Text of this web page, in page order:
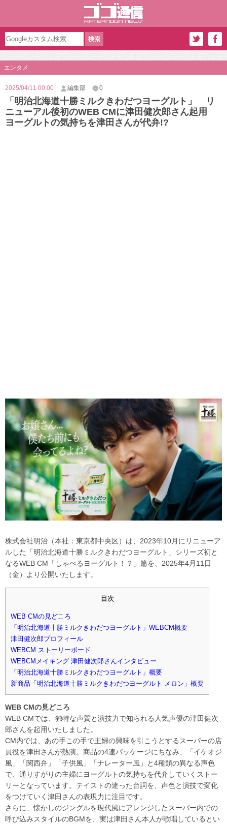
エンタメ
2025/04/11 00:00 編集部 0
「明治北海道十勝ミルクきわだつヨーグルト」 リ
ニューアル後初のWEB CMに津田健次郎さん起用
ヨーグルトの気持ちを津田さんが代弁!?
株式会社明治（本社：東京都中央区）は、2023年10月にリニューア
ルした「明治北海道十勝ミルクきわだつヨーグルト」シリーズ初と
なるWEB CM「しゃべるヨーグルト！？」篇を、2025年4月11日
（金）より公開いたします。
目次
WEB CMの見どころ
「明治北海道十勝ミルクきわだつヨーグルト」WEBCM概要
津田健次郎プロフィール
WEBCM ストーリーボード
WEBCMメイキング 津田健次郎さんインタビュー
「明治北海道十勝ミルクきわだつヨーグルト」概要
新商品「明治北海道十勝ミルクきわだつヨーグルト メロン」概要
WEB CMの見どころ
WEB CMでは、独特な声質と演技力で知られる人気声優の津田健次
郎さんを起用いたしました。
CM内では、あの手この手で主婦の興味を引こうとするスーパーの店
員役を津田さんが熱演。商品の4連パッケージにちなみ、「イケオジ
風」「関西弁」「子供風」「ナレーター風」と4種類の異なる声色
で、通りすがりの主婦にヨーグルトの気持ちを代弁していくストー
リーとなっています。テイストの違った台詞を、声色と演技で変化
をつけていく津田さんの表現力に注目です。
さらに、懐かしのジングルを現代風にアレンジしたスーパー内での
呼び込みスタイルのBGMを、実は津田さん本人が歌唱しているとい